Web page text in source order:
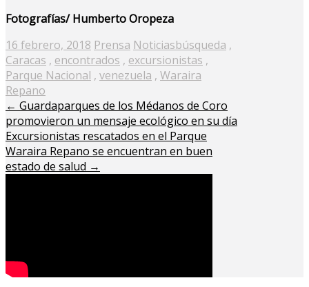
Fotografías/ Humberto Oropeza
Posted
on
16 febrero, 2018 Prensa Noticiasbúsqueda ,
Caracas , encontrados , excursionistas ,
Parque Nacional , venezuela , Waraira
Repano
← Guardaparques de los Médanos de Coro
promovieron un mensaje ecológico en su día
Excursionistas rescatados en el Parque
Waraira Repano se encuentran en buen
estado de salud →